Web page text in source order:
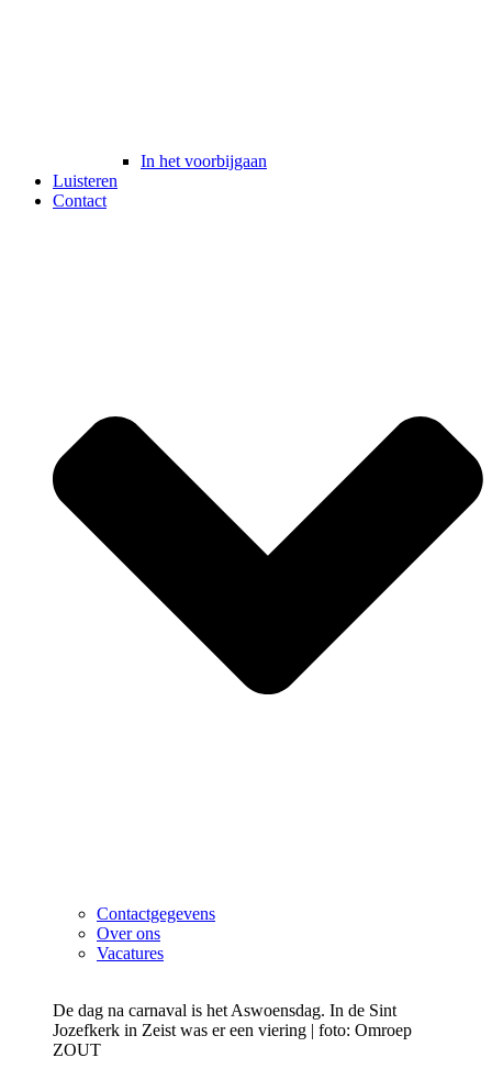
In het voorbijgaan
Luisteren
Contact
Contactgegevens
Over ons
Vacatures
De dag na carnaval is het Aswoensdag. In de Sint
Jozefkerk in Zeist was er een viering | foto: Omroep
ZOUT